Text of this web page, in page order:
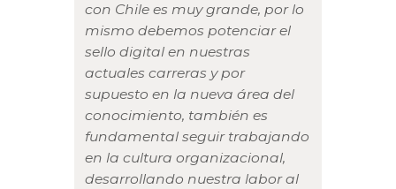
con Chile es muy grande, por lo
mismo debemos potenciar el
sello digital en nuestras
actuales carreras y por
supuesto en la nueva área del
conocimiento, también es
fundamental seguir trabajando
en la cultura organizacional,
desarrollando nuestra labor al